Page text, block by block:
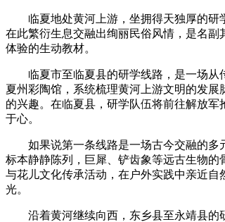
临夏地处黄河上游，坐拥得天独厚的研学
在此繁衍生息交融出绚丽民俗风情，是名
体验的生动教材。
临夏市至临夏县的研学线路，是一场从传
夏州彩陶馆，系统梳理黄河上游文明的发
的兴趣。在临夏县，研学队伍将前往解放
于心。
如果说第一条线路是一场古今交融的多元
标本静静陈列，巨犀、铲齿象等远古生物
与花儿文化传承活动，在户外实践中亲近
光。
沿着黄河继续向西，东乡县至永靖县的研